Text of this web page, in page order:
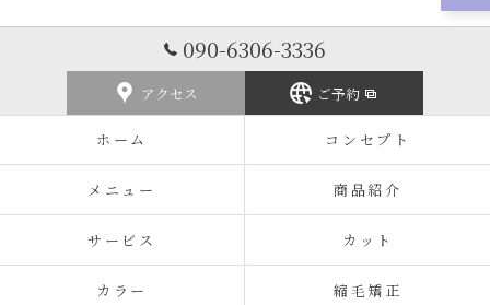
090-6306-3336
アクセス ご予約
ホーム コンセプト
メニュー 商品紹介
サービス カット
カラー 縮毛矯正